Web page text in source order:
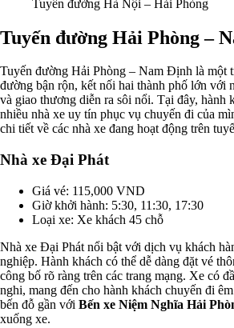
Tuyến đường Hà Nội – Hải Phòng
Tuyến đường Hải Phòng –
Tuyến đường Hải Phòng – Nam Định là một
đường bận rộn, kết nối hai thành phố lớn với
và giao thương diễn ra sôi nổi. Tại đây, hành
nhiều nhà xe uy tín phục vụ chuyến đi của
chi tiết về các nhà xe đang hoạt động trên
Nhà xe Đại Phát
Giá vé: 115,000 VND
Giờ khởi hành: 5:30, 11:30, 17:30
Loại xe: Xe khách 45 chỗ
Nhà xe Đại Phát nổi bật với dịch vụ khách
nghiệp. Hành khách có thể dễ dàng đặt vé
công bố rõ ràng trên các trang mạng. Xe có
nghi, mang đến cho hành khách chuyến đi
bến đỗ gần với Bến xe Niệm Nghĩa Hải
xuống xe.